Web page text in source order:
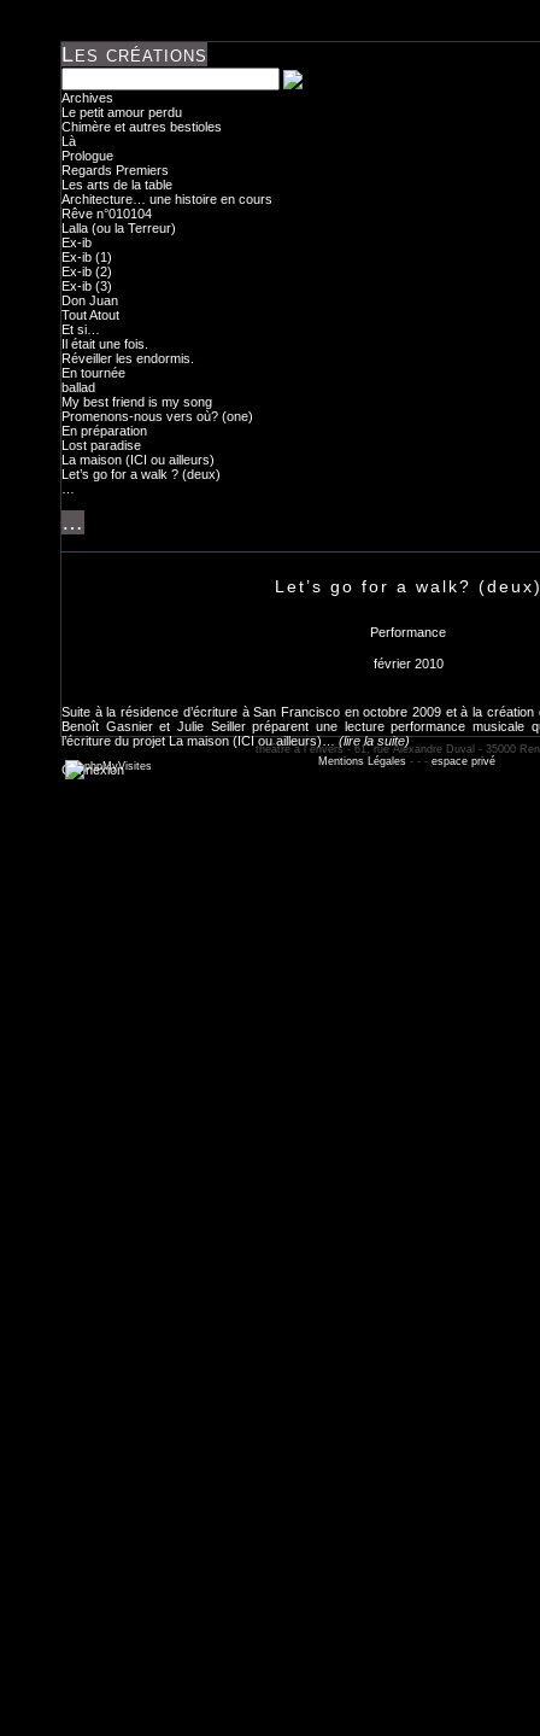
Les créations
Archives
Le petit amour perdu
Chimère et autres bestioles
Là
Prologue
Regards Premiers
Les arts de la table
Architecture… une histoire en cours
Rêve n°010104
Lalla (ou la Terreur)
Ex-ib
Ex-ib (1)
Ex-ib (2)
Ex-ib (3)
Don Juan
Tout Atout
Et si…
Il était une fois.
Réveiller les endormis.
En tournée
ballad
My best friend is my song
Promenons-nous vers où? (one)
En préparation
Lost paradise
La maison (ICI ou ailleurs)
Let’s go for a walk ? (deux)
…
Let’s go for a walk?
Performance
février 2010
Suite à la résidence d’écriture à San Francisco en octobre 2009 et à la
Benoît Gasnier et Julie Seiller préparent une lecture performance musicale
l’écriture du projet La maison (ICI ou ailleurs)…(lire la suite)
Connexion
théâtre à l´envers - 61, rue Alexandre Duval - 35000
Mentions Légales - - - espace privé